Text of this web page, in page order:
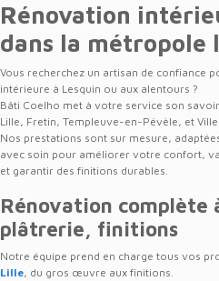
Rénovation
dans la métropole
Vous recherchez un artisan de confiance
intérieure à Lesquin ou aux alentours ?
Bâti Coelho met à votre service son
Lille, Fretin, Templeuve-en-Pévèle, et
Nos prestations sont sur mesure,
avec soin pour améliorer votre confort,
et garantir des finitions durables.
Rénovation complète
plâtrerie, finitions
Notre équipe prend en charge tous vos
Lille, du gros œuvre aux finitions.